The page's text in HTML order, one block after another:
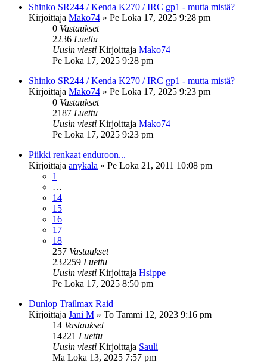
Shinko SR244 / Kenda K270 / IRC gp1 - mutta mistä?
Kirjoittaja Mako74 » Pe Loka 17, 2025 9:28 pm
0 Vastaukset
2236 Luettu
Uusin viesti Kirjoittaja Mako74
Pe Loka 17, 2025 9:28 pm
Shinko SR244 / Kenda K270 / IRC gp1 - mutta mistä?
Kirjoittaja Mako74 » Pe Loka 17, 2025 9:23 pm
0 Vastaukset
2187 Luettu
Uusin viesti Kirjoittaja Mako74
Pe Loka 17, 2025 9:23 pm
Piikki renkaat enduroon...
Kirjoittaja anykala » Pe Loka 21, 2011 10:08 pm
1
…
14
15
16
17
18
257 Vastaukset
232259 Luettu
Uusin viesti Kirjoittaja Hsippe
Pe Loka 17, 2025 8:50 pm
Dunlop Trailmax Raid
Kirjoittaja Jani M » To Tammi 12, 2023 9:16 pm
14 Vastaukset
14221 Luettu
Uusin viesti Kirjoittaja Sauli
Ma Loka 13, 2025 7:57 pm